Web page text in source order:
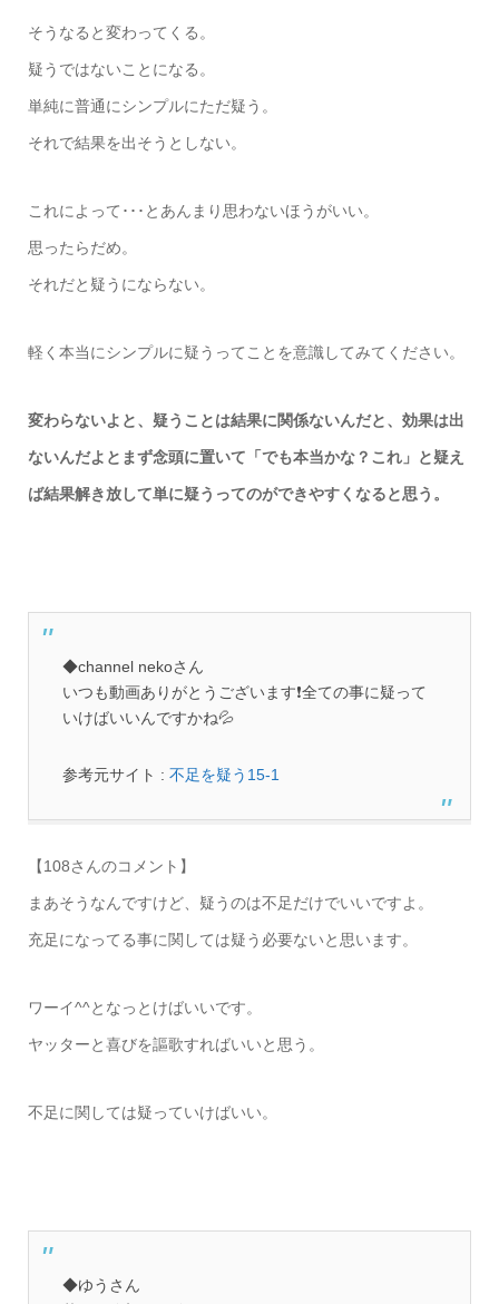
そうなると変わってくる。
疑うではないことになる。
単純に普通にシンプルにただ疑う。
それで結果を出そうとしない。
これによって･･･とあんまり思わないほうがいい。
思ったらだめ。
それだと疑うにならない。
軽く本当にシンプルに疑うってことを意識してみてください。
変わらないよと、疑うことは結果に関係ないんだと、効果は出
ないんだよとまず念頭に置いて「でも本当かな？これ」と疑え
ば結果解き放して単に疑うってのができやすくなると思う。
◆channel nekoさん
いつも動画ありがとうございます❗️全ての事に疑って
いけばいいんですかね💦
参考元サイト : 不足を疑う15-1
【108さんのコメント】
まあそうなんですけど、疑うのは不足だけでいいですよ。
充足になってる事に関しては疑う必要ないと思います。
ワーイ^^となっとけばいいです。
ヤッターと喜びを謳歌すればいいと思う。
不足に関しては疑っていけばいい。
◆ゆうさん